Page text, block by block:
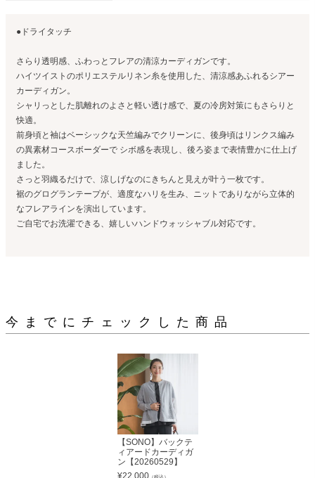
●ドライタッチ
さらり透明感、ふわっとフレアの清涼カーディガンです。
ハイツイストのポリエステルリネン糸を使用した、清涼感あふれるシアー
カーディガン。
シャリっとした肌離れのよさと軽い透け感で、夏の冷房対策にもさらりと
快適。
前身頃と袖はベーシックな天竺編みでクリーンに、後身頃はリンクス編み
の異素材コースボーダーで シボ感を表現し、後ろ姿まで表情豊かに仕上げ
ました。
さっと羽織るだけで、涼しげなのにきちんと見えが叶う一枚です。
裾のグログランテープが、適度なハリを生み、ニットでありながら立体的
なフレアラインを演出しています。
ご自宅でお洗濯できる、嬉しいハンドウォッシャブル対応です。
今までにチェックした商品
【SONO】バックテ
ィアードカーディガ
ン【20260529】
¥22,000